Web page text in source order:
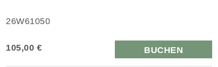
26W61050
105,00 € BUCHEN